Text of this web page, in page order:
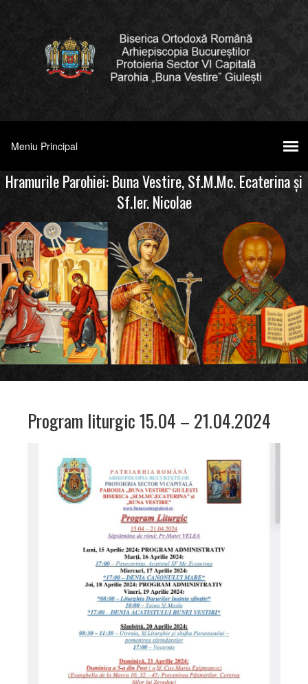
Hramurile Parohiei: Buna Vestire, Sf.M.Mc. Ecaterina şi
Sf.Ier. Nicolae
Program liturgic 15.04 – 21.04.2024